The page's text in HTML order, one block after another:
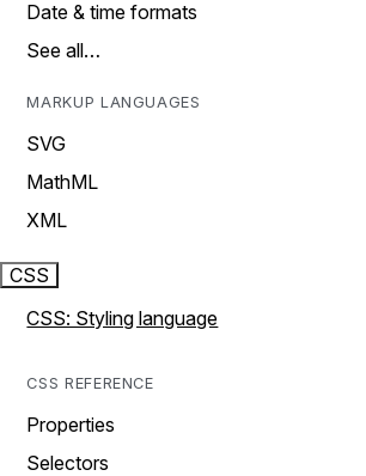
Date & time formats
See all…
MARKUP LANGUAGES
SVG
MathML
XML
CSS
CSS: Styling language
CSS REFERENCE
Properties
Selectors